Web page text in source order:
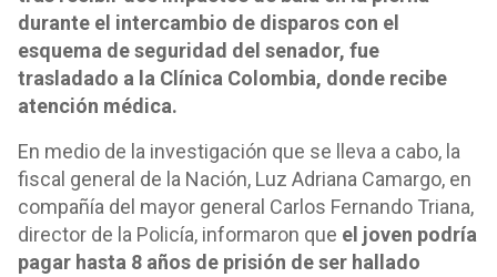
durante el intercambio de disparos con el
esquema de seguridad del senador, fue
trasladado a la Clínica Colombia, donde recibe
atención médica.
En medio de la investigación que se lleva a cabo, la
fiscal general de la Nación, Luz Adriana Camargo, en
compañía del mayor general Carlos Fernando Triana,
director de la Policía, informaron que el joven podría
pagar hasta 8 años de prisión de ser hallado